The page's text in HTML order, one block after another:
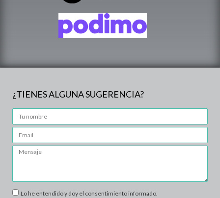
¿TIENES ALGUNA SUGERENCIA?
Lo he entendido y doy el consentimiento informado.